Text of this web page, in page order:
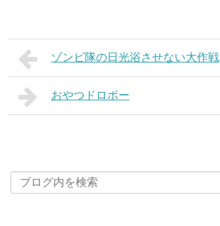
ゾンビ隊の日光浴させない大作戦
おやつドロボー